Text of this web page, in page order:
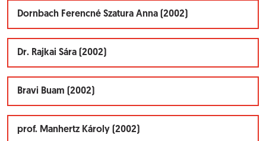
Dornbach Ferencné Szatura Anna (2002)
Dr. Rajkai Sára (2002)
Bravi Buam (2002)
prof. Manhertz Károly (2002)